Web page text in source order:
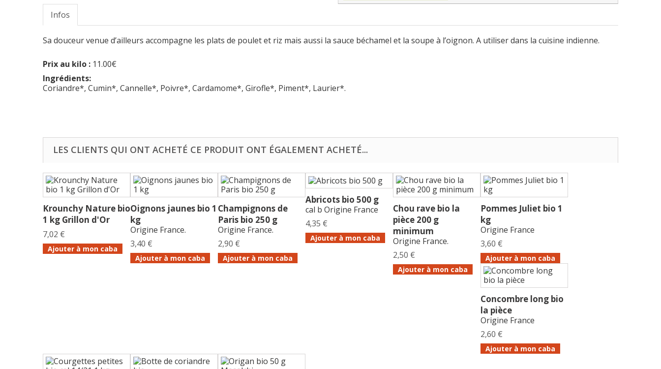
Infos
Sa douceur venue d’ailleurs accompagne les plats de poulet et riz mais aussi la sauce béchamel et la soupe à l’oignon. A utiliser dans la cuisine indienne.
Prix au kilo : 11.00€
Ingrédients:
Coriandre*, Cumin*, Cannelle*, Poivre*, Cardamome*, Girofle*, Piment*, Laurier*.
LES CLIENTS QUI ONT ACHETÉ CE PRODUIT ONT ÉGALEMENT ACHETÉ...
Krounchy Nature bio
1 kg Grillon d'Or
7,02 €
Ajouter à mon caba
Oignons jaunes bio 1
kg
Origine France.
3,40 €
Ajouter à mon caba
Champignons de
Paris bio 250 g
Origine France.
2,90 €
Ajouter à mon caba
Abricots bio 500 g
cal b Origine France
4,35 €
Ajouter à mon caba
Chou rave bio la
pièce 200 g
minimum
Origine France.
2,50 €
Ajouter à mon caba
Pommes Juliet bio 1
kg
Origine France
3,60 €
Ajouter à mon caba
Concombre long bio
la pièce
Origine France
2,60 €
Ajouter à mon caba